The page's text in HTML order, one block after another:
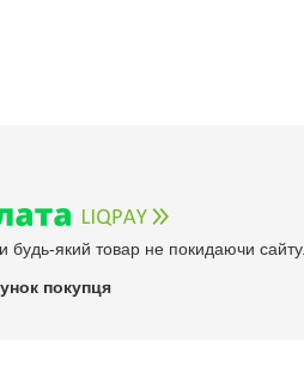
будь-який товар не покидаючи сайту.
покупця